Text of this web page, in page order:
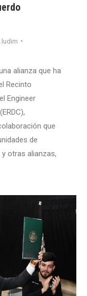
alianza que ha
Recinto
Engineer
que
de
otras alianzas,